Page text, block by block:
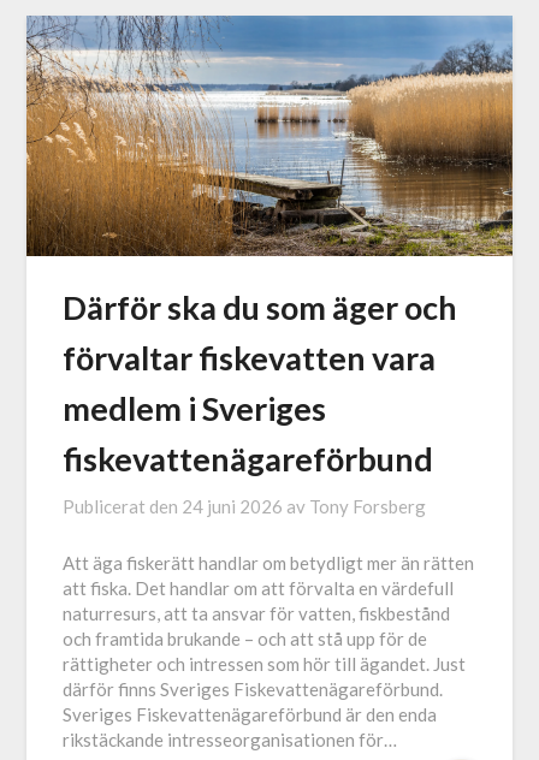
Därför ska du som äger och
förvaltar fiskevatten vara
medlem i Sveriges
fiskevattenägareförbund
Publicerat den 24 juni 2026 av Tony Forsberg
Att äga fiskerätt handlar om betydligt mer än rätten
att fiska. Det handlar om att förvalta en värdefull
naturresurs, att ta ansvar för vatten, fiskbestånd
och framtida brukande – och att stå upp för de
rättigheter och intressen som hör till ägandet. Just
därför finns Sveriges Fiskevattenägareförbund.
Sveriges Fiskevattenägareförbund är den enda
rikstäckande intresseorganisationen för…